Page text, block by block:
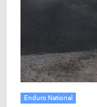
Enduro National